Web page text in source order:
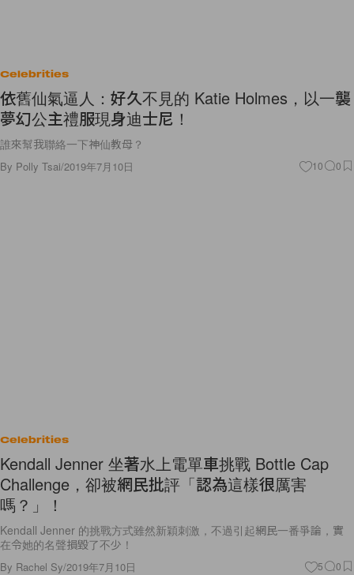
Celebrities
依舊仙氣逼人：好久不見的 Katie Holmes，以一襲
夢幻公主禮服現身迪士尼！
誰來幫我聯絡一下神仙教母？
By Polly Tsai/2019年7月10日 10 0
Celebrities
Kendall Jenner 坐著水上電單車挑戰 Bottle Cap
Challenge，卻被網民批評「認為這樣很厲害
嗎？」！
Kendall Jenner 的挑戰方式雖然新穎刺激，不過引起網民一番爭論，實
在令她的名聲損毀了不少！
By Rachel Sy/2019年7月10日 5 0